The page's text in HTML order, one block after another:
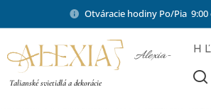
Otváracie hodiny Po/Pia 9:00
Alexia-
Talianské svietidlá a dekorácie